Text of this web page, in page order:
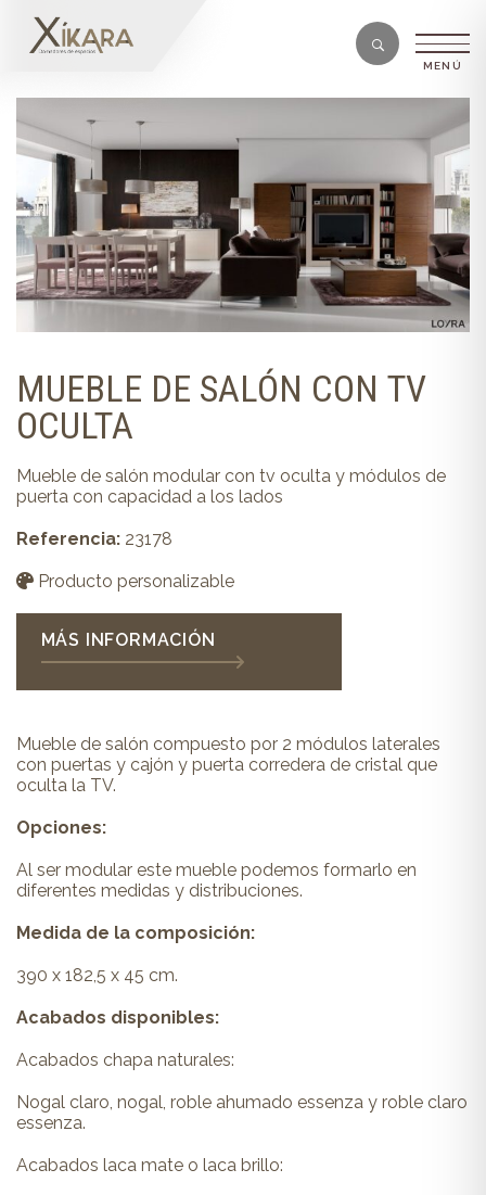
MUEBLE DE SALÓN CON TV
OCULTA
Mueble de salón modular con tv oculta y módulos de
puerta con capacidad a los lados
Referencia: 23178
Producto personalizable
MÁS INFORMACIÓN
Mueble de salón compuesto por 2 módulos laterales
con puertas y cajón y puerta corredera de cristal que
oculta la TV.
Opciones:
Al ser modular este mueble podemos formarlo en
diferentes medidas y distribuciones.
Medida de la composición:
390 x 182,5 x 45 cm.
Acabados disponibles:
Acabados chapa naturales:
Nogal claro, nogal, roble ahumado essenza y roble claro
essenza.
Acabados laca mate o laca brillo: